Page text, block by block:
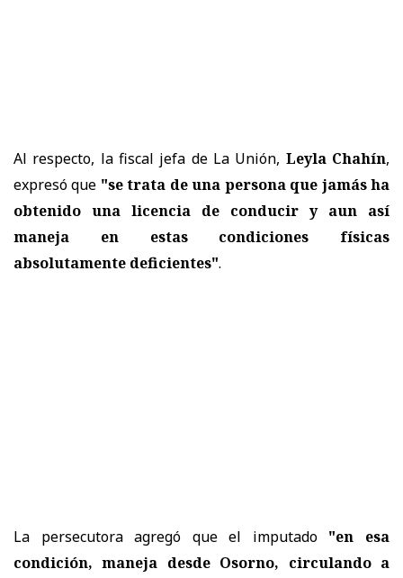
Al respecto, la fiscal jefa de La Unión, Leyla Chahín,
expresó que "se trata de una persona que jamás ha
obtenido una licencia de conducir y aun así
maneja en estas condiciones físicas
absolutamente deficientes".
La persecutora agregó que el imputado "en esa
condición, maneja desde Osorno, circulando a